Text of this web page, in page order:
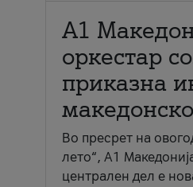
А1
оркестар
приказна
Во пресрет на
лето“, А1
централен дел е